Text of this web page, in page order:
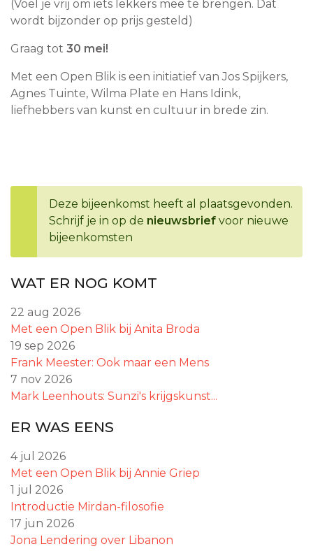
(Voel je vrij om iets lekkers mee te brengen. Dat
wordt bijzonder op prijs gesteld)
Graag tot 30 mei!
Met een Open Blik is een initiatief van Jos Spijkers,
Agnes Tuinte, Wilma Plate en Hans Idink,
liefhebbers van kunst en cultuur in brede zin.
Deze bijeenkomst heeft al plaatsgevonden.
Schrijf je in op de nieuwsbrief voor nieuwe
bijeenkomsten
WAT ER NOG KOMT
22 aug 2026
Met een Open Blik bij Anita Broda
19 sep 2026
Frank Meester: Ook maar een Mens
7 nov 2026
Mark Leenhouts: Sunzi's krijgskunst...
ER WAS EENS
4 jul 2026
Met een Open Blik bij Annie Griep
1 jul 2026
Introductie Mirdan-filosofie
17 jun 2026
Jona Lendering over Libanon